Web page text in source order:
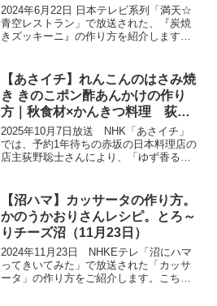
2024年6月22日 日本テレビ系列「満天☆
青空レストラン」で放送された、『炭焼
きズッキーニ』の作り方を紹介します。
ことない変わり種ズッキーニが続々！
熱々トロトロの『ラ...
【あさイチ】れんこんのはさみ焼
き きのこポン酢あんかけの作り
方｜秋食材×かんきつ料理 荻野
聡士さんのレシピ
2025年10月7日放送 NHK「あさイチ」
では、予約1年待ちの赤坂の日本料理店の
店主荻野聡士さんにより、「ゆず香る！
は、朝ドラ『ばけばけ』に出演中の俳優
板垣李光人さ...
【沼ハマ】カッサータの作り方。
かのうかおりさんレシピ。とろ～
りチーズ沼（11月23日）
2024年11月23日 NHKEテレ「沼にハマ
ってきいてみた」で放送された「カッサ
ータ」の作り方をご紹介します。こちら